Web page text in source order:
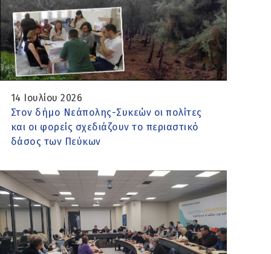
14 Ιουλίου 2026
Στον δήμο Νεάπολης-Συκεών οι πολίτες
και οι φορείς σχεδιάζουν το περιαστικό
δάσος των Πεύκων